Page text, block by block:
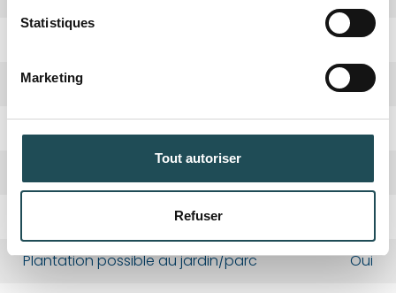
Statistiques
Marketing
Tout autoriser
Refuser
Rarement, gousses rougeâtres (toxiques)
Couleur de fleur Blanc cassé
Plantation possible au jardin/parc Oui
Quantité désirée*
Commentaires
Quantité désirée*
Commentaires